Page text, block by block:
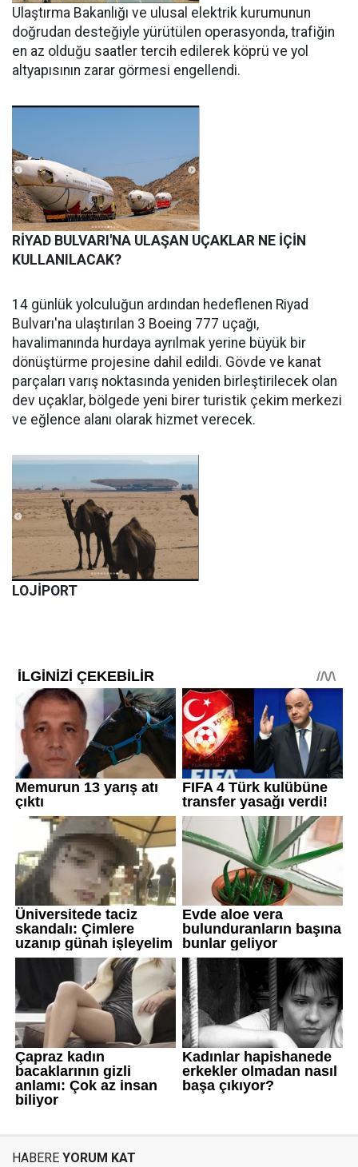
Ulaştırma Bakanlığı ve ulusal elektrik kurumunun
doğrudan desteğiyle yürütülen operasyonda, trafiğin
en az olduğu saatler tercih edilerek köprü ve yol
altyapısının zarar görmesi engellendi.
RİYAD BULVARI'NA ULAŞAN UÇAKLAR NE İÇİN
KULLANILACAK?
14 günlük yolculuğun ardından hedeflenen Riyad
Bulvarı'na ulaştırılan 3 Boeing 777 uçağı,
havalimanında hurdaya ayrılmak yerine büyük bir
dönüştürme projesine dahil edildi. Gövde ve kanat
parçaları varış noktasında yeniden birleştirilecek olan
dev uçaklar, bölgede yeni birer turistik çekim merkezi
ve eğlence alanı olarak hizmet verecek.
LOJİPORT
HABERE YORUM KAT